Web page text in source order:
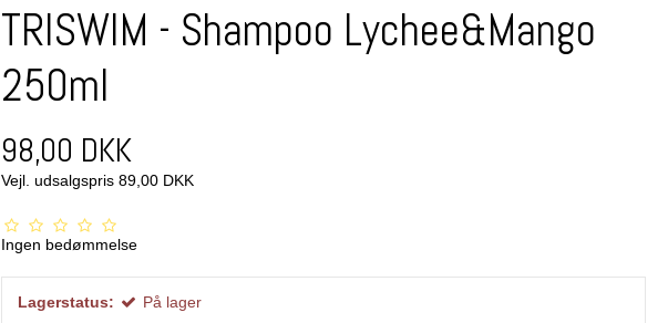
TRISWIM - Shampoo Lychee&Mango
250ml
98,00 DKK
Vejl. udsalgspris 89,00 DKK
Ingen bedømmelse
Lagerstatus: På lager